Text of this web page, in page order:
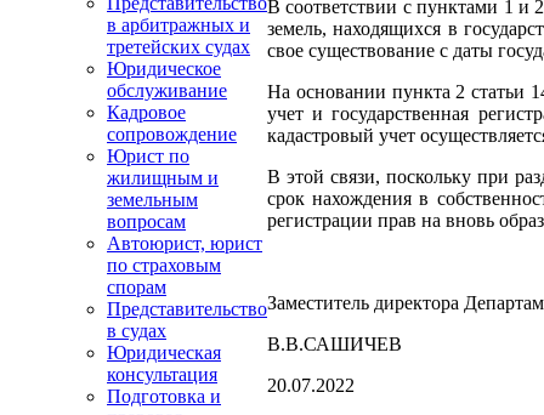
в арбитражных и
третейских судах
Юридическое
обслуживание
Кадровое
сопровождение
Юрист по
жилищным и
земельным
вопросам
Автоюрист, юрист
по страховым
спорам
Представительство
в судах
Юридическая
консультация
Подготовка и
В соответствии с пунктами 1 и
земель, находящихся в
свое существование с даты
На основании пункта 2 статьи
учет и государственная
кадастровый учет
В этой связи, поскольку при
срок нахождения в
регистрации прав на вновь
Заместитель директора
В.В.САШИЧЕВ
20.07.2022